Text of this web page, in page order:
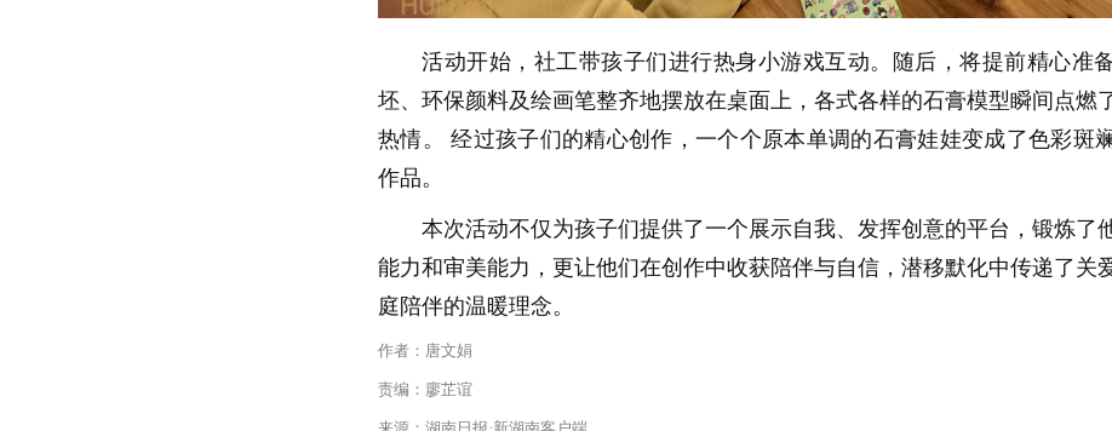
活动开始，社工带孩子们进行热身小游戏互动。随后，将提前精心准
坯、环保颜料及绘画笔整齐地摆放在桌面上，各式各样的石膏模型瞬间点燃
热情。 经过孩子们的精心创作，一个个原本单调的石膏娃娃变成了色彩斑
作品。
本次活动不仅为孩子们提供了一个展示自我、发挥创意的平台，锻炼了
能力和审美能力，更让他们在创作中收获陪伴与自信，潜移默化中传递了关
庭陪伴的温暖理念。
作者：唐文娟
责编：廖芷谊